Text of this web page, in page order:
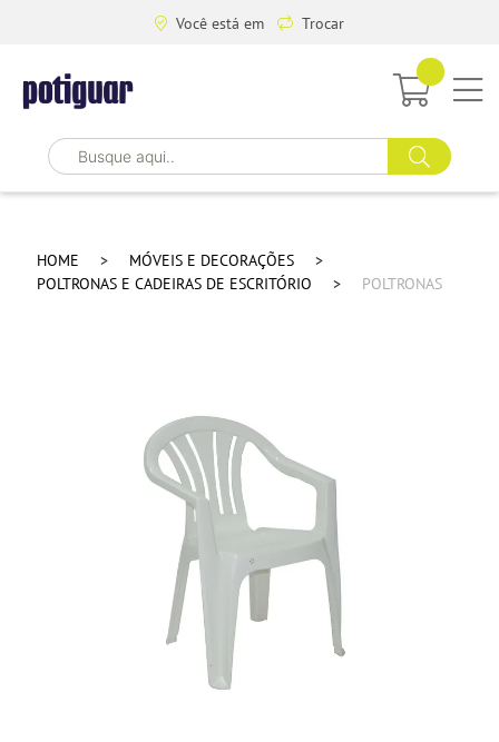
Você está em Trocar
HOME
MÓVEIS E DECORAÇÕES
POLTRONAS E CADEIRAS DE ESCRITÓRIO
POLTRONAS